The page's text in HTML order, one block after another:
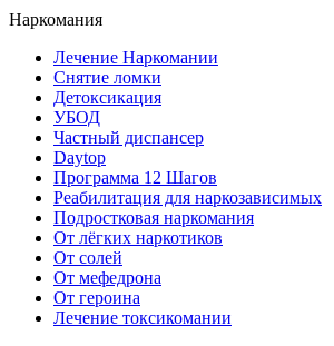
Наркомания
Лечение Наркомании
Снятие ломки
Детоксикация
УБОД
Частный диспансер
Daytop
Программа 12 Шагов
Реабилитация для наркозависимых
Подростковая наркомания
От лёгких наркотиков
От солей
От мефедрона
От героина
Лечение токсикомании